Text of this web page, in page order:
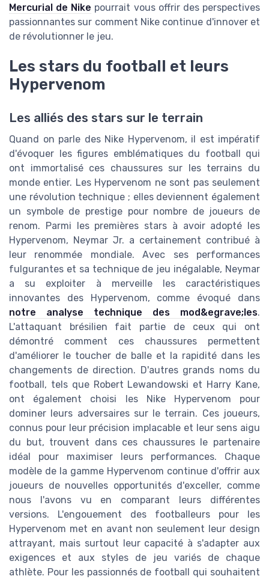
Mercurial de Nike pourrait vous offrir des perspectives
passionnantes sur comment Nike continue d'innover et
de révolutionner le jeu.
Les stars du football et leurs
Hypervenom
Les alliés des stars sur le terrain
Quand on parle des Nike Hypervenom, il est impératif
d'évoquer les figures emblématiques du football qui
ont immortalisé ces chaussures sur les terrains du
monde entier. Les Hypervenom ne sont pas seulement
une révolution technique ; elles deviennent également
un symbole de prestige pour nombre de joueurs de
renom. Parmi les premières stars à avoir adopté les
Hypervenom, Neymar Jr. a certainement contribué à
leur renommée mondiale. Avec ses performances
fulgurantes et sa technique de jeu inégalable, Neymar
a su exploiter à merveille les caractéristiques
innovantes des Hypervenom, comme évoqué dans
notre analyse technique des mod&egrave;les.
L'attaquant brésilien fait partie de ceux qui ont
démontré comment ces chaussures permettent
d'améliorer le toucher de balle et la rapidité dans les
changements de direction. D'autres grands noms du
football, tels que Robert Lewandowski et Harry Kane,
ont également choisi les Nike Hypervenom pour
dominer leurs adversaires sur le terrain. Ces joueurs,
connus pour leur précision implacable et leur sens aigu
du but, trouvent dans ces chaussures le partenaire
idéal pour maximiser leurs performances. Chaque
modèle de la gamme Hypervenom continue d'offrir aux
joueurs de nouvelles opportunités d'exceller, comme
nous l'avons vu en comparant leurs différentes
versions. L'engouement des footballeurs pour les
Hypervenom met en avant non seulement leur design
attrayant, mais surtout leur capacité à s'adapter aux
exigences et aux styles de jeu variés de chaque
athlète. Pour les passionnés de football qui souhaitent